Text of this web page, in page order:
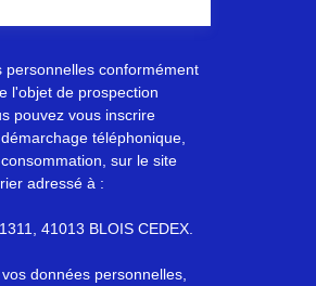
conformément
l'objet de prospection
pouvez vous inscrire
téléphonique,
sur le site
adressé à :
41013 BLOIS CEDEX.
données personnelles,